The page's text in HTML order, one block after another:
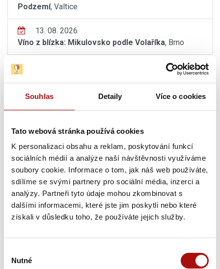
Souhlas Detaily Více o cookies
Tato webová stránka používá cookies
K personalizaci obsahu a reklam, poskytování funkcí
sociálních médií a analýze naší návštěvnosti využíváme
soubory cookie. Informace o tom, jak náš web používáte,
sdílíme se svými partnery pro sociální média, inzerci a
analýzy. Partneři tyto údaje mohou zkombinovat s
dalšími informacemi, které jste jim poskytli nebo které
získali v důsledku toho, že používáte jejich služby.
souhlasu
Nutné
Podzemí, Valtice
13. 08. 2026
Víno z blízka: Mikulovsko podle Volaříka, Brno
, Hustopeče
13. 08. - 14. 08. 2026
Sommelier junior – praktická část, Valtice
Pátek, 14. 08. 2026
13. 08. - 14. 08. 2026
Sommelier junior – praktická část, Valtice
Hudba na vinicích: Olympic – Vinařství Sonberk,
Popice